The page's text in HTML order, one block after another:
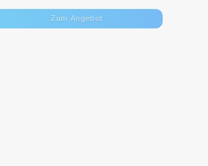
Zum Angebot